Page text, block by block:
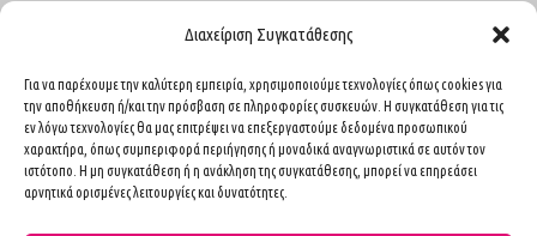
Διαχείριση Συγκατάθεσης
Για να παρέχουμε την καλύτερη εμπειρία, χρησιμοποιούμε τεχνολογίες όπως cookies για
την αποθήκευση ή/και την πρόσβαση σε πληροφορίες συσκευών. Η συγκατάθεση για τις
εν λόγω τεχνολογίες θα μας επιτρέψει να επεξεργαστούμε δεδομένα προσωπικού
χαρακτήρα, όπως συμπεριφορά περιήγησης ή μοναδικά αναγνωριστικά σε αυτόν τον
ιστότοπο. Η μη συγκατάθεση ή η ανάκληση της συγκατάθεσης, μπορεί να επηρεάσει
αρνητικά ορισμένες λειτουργίες και δυνατότητες.
Επικοινωνία
1ο Ιατρείο
Καισαρείας 4, Αθήνα Τ.Κ. 11527
(Πλησίον Ιπποκρατείου Νοσοκομείου)